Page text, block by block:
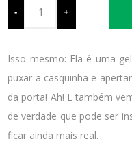
- +
Isso mesmo: Ela é uma
puxar a casquinha e
da porta! Ah! E também
de verdade que pode ser
ficar ainda mais real.